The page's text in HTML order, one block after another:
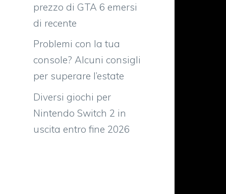
prezzo di GTA 6 emersi
di recente
Problemi con la tua
console? Alcuni consigli
per superare l’estate
Diversi giochi per
Nintendo Switch 2 in
uscita entro fine 2026